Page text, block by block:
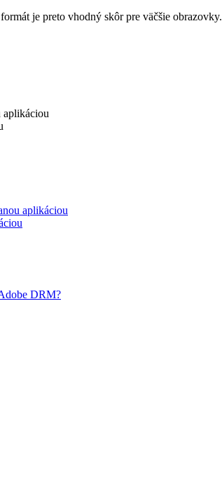
je preto vhodný skôr pre väčšie obrazovky.
aplikáciou
aplikáciou
DRM?